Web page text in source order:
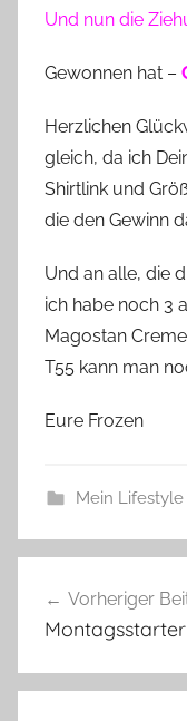
Und nun die
Gewonnen hat –
Herzlichen
gleich, da ich
Shirtlink und
die den Gewinn
Und an alle, die
ich habe noch 3
Magostan
T55 kann man
Eure Frozen
Mein Lifestyle
Vorheriger
Montagsstarter